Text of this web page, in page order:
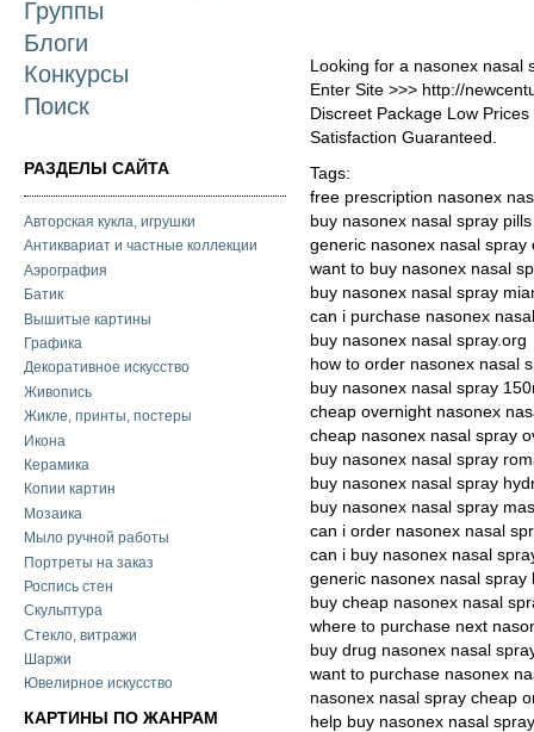
Группы
Блоги
Конкурсы
Поиск
РАЗДЕЛЫ САЙТА
Авторская кукла, игрушки
Антиквариат и частные коллекции
Аэрография
Батик
Вышитые картины
Графика
Декоративное искусство
Живопись
Жикле, принты, постеры
Икона
Керамика
Копии картин
Мозаика
Мыло ручной работы
Портреты на заказ
Роспись стен
Скульптура
Стекло, витражи
Шаржи
Ювелирное искусство
КАРТИНЫ ПО ЖАНРАМ
Looking for a nasonex
Enter Site >>> http://
Discreet Package Low
Satisfaction Guaranteed.
Tags:
free prescription nasonex
buy nasonex nasal spray pills
generic nasonex nasal spray
want to buy nasonex nasal
buy nasonex nasal spray
can i purchase nasonex
buy nasonex nasal spray.org
how to order nasonex nasal
buy nasonex nasal spray
cheap overnight nasonex
cheap nasonex nasal spray
buy nasonex nasal spray
buy nasonex nasal spray
buy nasonex nasal spray
can i order nasonex nasal
can i buy nasonex nasal
generic nasonex nasal spray
buy cheap nasonex nasal
where to purchase next
buy drug nasonex nasal
want to purchase nasonex
nasonex nasal spray cheap
help buy nasonex nasal spray